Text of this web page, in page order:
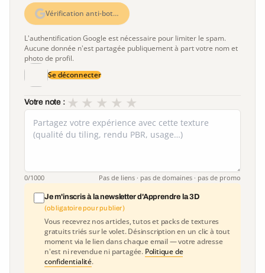
Vérification anti-bot…
L'authentification Google est nécessaire pour limiter le spam.
Aucune donnée n'est partagée publiquement à part votre nom et
photo de profil.
Se déconnecter
Votre note : ★
★
★
★
★
0/1000 Pas de liens · pas de domaines · pas de promo
Je m'inscris à la newsletter d'Apprendre la 3D
(obligatoire pour publier)
Vous recevrez nos articles, tutos et packs de textures
gratuits triés sur le volet. Désinscription en un clic à tout
moment via le lien dans chaque email — votre adresse
n'est ni revendue ni partagée. Politique de
confidentialité.